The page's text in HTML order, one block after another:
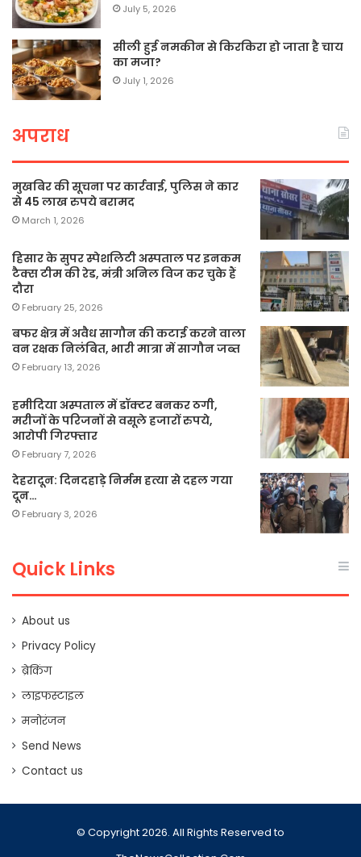
July 5, 2026
सीली हुई नमकीन से किरकिरा हो जाता है चाय
का मजा?
July 1, 2026
अपराध
मुखबिर की सूचना पर कार्रवाई, पुलिस ने कार
से 45 लाख रुपये बरामद
March 1, 2026
हिसार के सुपर स्पेशलिटी अस्पताल पर इनकम
टैक्स टीम की रेड, मंत्री अनिल विज कर चुके हैं
दौरा
February 25, 2026
बफर क्षेत्र में अवैध सागौन की कटाई करने वाला
वन रक्षक निलंबित, भारी मात्रा में सागौन जब्त
February 13, 2026
हमीदिया अस्पताल में डॉक्टर बनकर ठगी,
मरीजों के परिजनों से वसूले हजारों रुपये,
आरोपी गिरफ्तार
February 7, 2026
देहरादून: दिनदहाड़े निर्मम हत्या से दहल गया
दून…
February 3, 2026
Quick Links
About us
Privacy Policy
ब्रेकिंग
लाइफस्टाइल
मनोरंजन
Send News
Contact us
© Copyright 2026. All Rights Reserved to